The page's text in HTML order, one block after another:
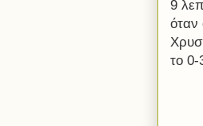
9
όταν
το 0-